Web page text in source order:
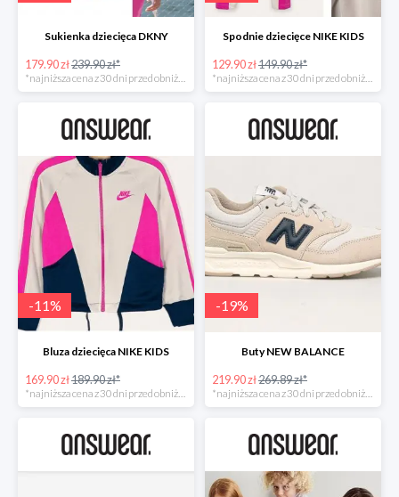
Sukienka dziecięca DKNY
179.90 zł239.90 zł*
Spodnie dziecięce NIKE KIDS
129.90 zł149.90 zł*
-11%
Bluza dziecięca NIKE KIDS
169.90 zł189.90 zł*
*najniższa cena z 30 dni przed obniżką
-19%
Buty NEW BALANCE
219.90 zł269.89 zł*
*najniższa cena z 30 dni przed obniżką